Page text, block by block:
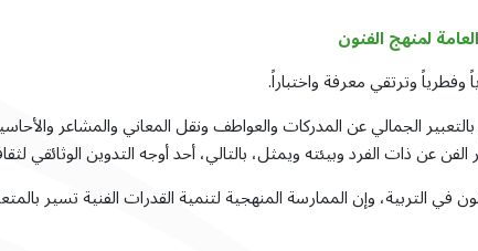
لمنهج الفنون
وترتقي معرفة واختباراً.
الجمالي عن المدركات والعواطف ونقل المعاني والمشاعر
عن ذات الفرد وبيئته ويمثل، بالتالي، أحد أوجه التدوين الوثائقي
في التربية، وإن الممارسة المنهجية لتنمية القدرات الفنية تسير